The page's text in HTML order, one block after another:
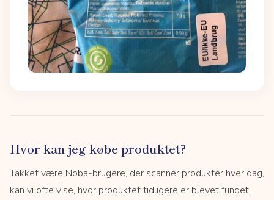
Hvor kan jeg købe produktet?
Takket være Noba-brugere, der scanner produkter hver dag,
kan vi ofte vise, hvor produktet tidligere er blevet fundet.